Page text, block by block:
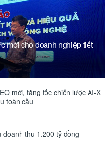
mới cho doanh nghiệp tiết
mới, tăng tốc chiến lược AI-X
toàn cầu
doanh thu 1.200 tỷ đồng